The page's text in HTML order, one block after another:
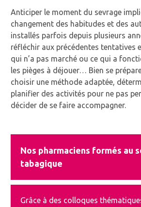
Anticiper le moment du sevrage
changement des habitudes et des
installés parfois depuis plusieurs
réfléchir aux précédentes tentatives
qui n’a pas marché ou ce qui a
les pièges à déjouer… Bien se
choisir une méthode adaptée,
planifier des activités pour ne pas
décider de se faire accompagner.
Nos pharmaciens formés au
tabagique
Grâce à des colloques